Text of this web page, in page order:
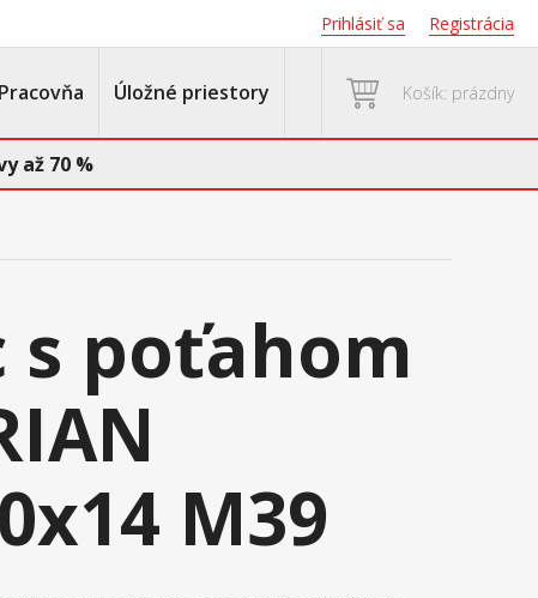
Prihlásiť sa Registrácia
Pracovňa Úložné priestory Košík: prázdny
až 70 %
s poťahom
M39